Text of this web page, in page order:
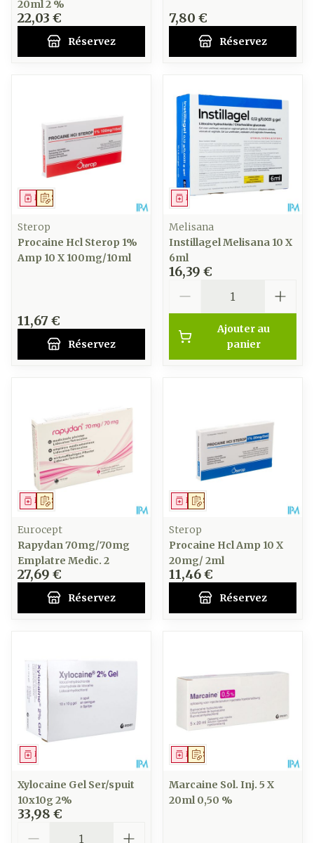
20ml 2 %
22,03 €
Réservez
7,80 €
Réservez
Sur prescription
Médicament
Sterop
Procaine Hcl Sterop 1%
Amp 10 X 100mg/10ml
11,67 €
Réservez
Médicament
Melisana
Instillagel Melisana 10 X
6ml
16,39 €
Ajouter au
panier
Sur prescription
Médicament
Eurocept
Rapydan 70mg/70mg
Emplatre Medic. 2
27,69 €
Réservez
Sur prescription
Médicament
Sterop
Procaine Hcl Amp 10 X
20mg/ 2ml
11,46 €
Réservez
Médicament
Xylocaine Gel Ser/spuit
10x10g 2%
33,98 €
Sur prescription
Médicament
Marcaine Sol. Inj. 5 X
20ml 0,50 %